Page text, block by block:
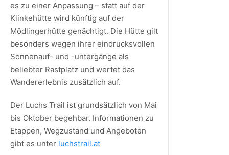
es zu einer Anpassung – statt auf der
Klinkehütte wird künftig auf der
Mödlingerhütte genächtigt. Die Hütte gilt
besonders wegen ihrer eindrucksvollen
Sonnenauf- und -untergänge als
beliebter Rastplatz und wertet das
Wandererlebnis zusätzlich auf.
Der Luchs Trail ist grundsätzlich von Mai
bis Oktober begehbar. Informationen zu
Etappen, Wegzustand und Angeboten
gibt es unter luchstrail.at